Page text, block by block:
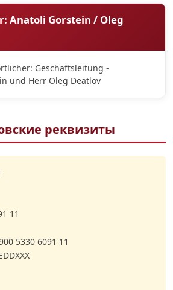
Anatoli Gorstein / Oleg
Geschäftsleitung -
und Herr Oleg Deatlov
реквизиты
11
5330 6091 11